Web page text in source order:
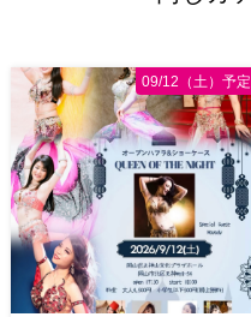
09/12（土）予定